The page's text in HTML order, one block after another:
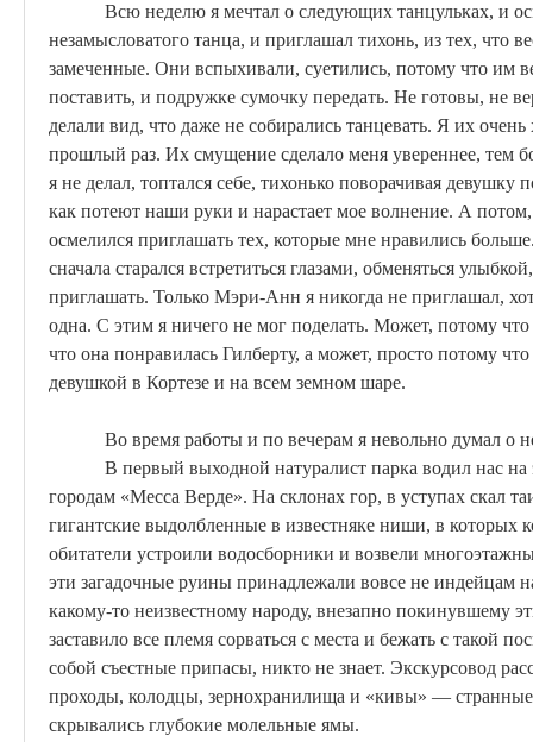
Всю неделю я мечтал о следующихтанцульках, и
незамысловатого танца, и приглашал тихонь, из тех, что
замеченные. Они вспыхивали, суетились, потому что им
поставить, и подружке сумочку передать. Не готовы, не
делали вид, что даже не собирались танцевать. Я их
прошлый раз. Их смущение сделало меня увереннее, тем
я не делал, топтался себе, тихонько поворачивая девушку
как потеют наши руки и нарастает мое волнение. А
осмелился приглашать тех, которые мне нравились
сначала старался встретиться глазами, обменяться
приглашать. Только Мэри-Анн я никогда не приглашал,
одна. С этим я ничего не мог поделать. Может, потому
что она понравилась Гилберту, а может, просто потому
девушкой в Кортезе и на всем земном шаре.
Во время работы и по вечерам я невольно думал о
В первый выходной натуралист парка водил нас
городам «Месса Верде». На склонах гор, в уступах скал
гигантские выдолбленные в известняке ниши, в которых
обитатели устроили водосборники и возвели
эти загадочные руины принадлежали вовсе не индейцам
какому-то неизвестному народу, внезапно покинувшему
заставило все племя сорваться с места и бежать с такой
собой съестные припасы, никто не знает. Экскурсовод
проходы, колодцы, зернохранилища и «кивы» —
скрывались глубокие молельные ямы.